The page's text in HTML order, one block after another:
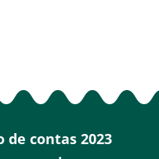
de contas 2023